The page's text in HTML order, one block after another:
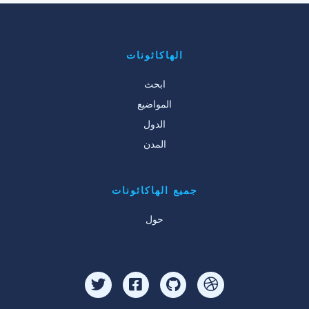
الهاكاثونات
ابحث
المواضيع
الدول
المدن
جميع الهاكاثونات
حول